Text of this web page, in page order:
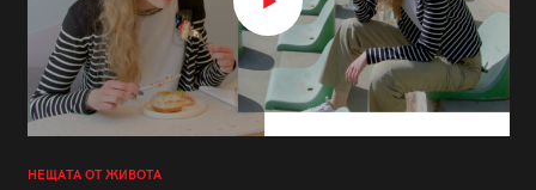
НЕЩАТА ОТ ЖИВОТА